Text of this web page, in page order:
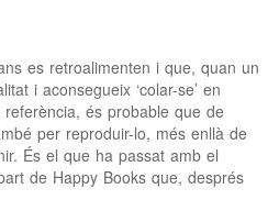
es retroalimenten i que, quan un
i aconsegueix ‘colar-se’ en
referència, és probable que de
per reproduir-lo, més enllà de
És el que ha passat amb el
de Happy Books que, després